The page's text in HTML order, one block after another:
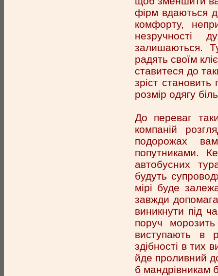
фірм вдаються
комфорту,
незручності
залишаються.
радять своїм
ставитеся до
зріст
розмір одягу
До переваг
компаній
подорожах
попутниками.
автобусних
будуть
мірі буде
завжди
виникнути під
поруч
виступають в
здібності в тих
йде проливний
б мандрівникам